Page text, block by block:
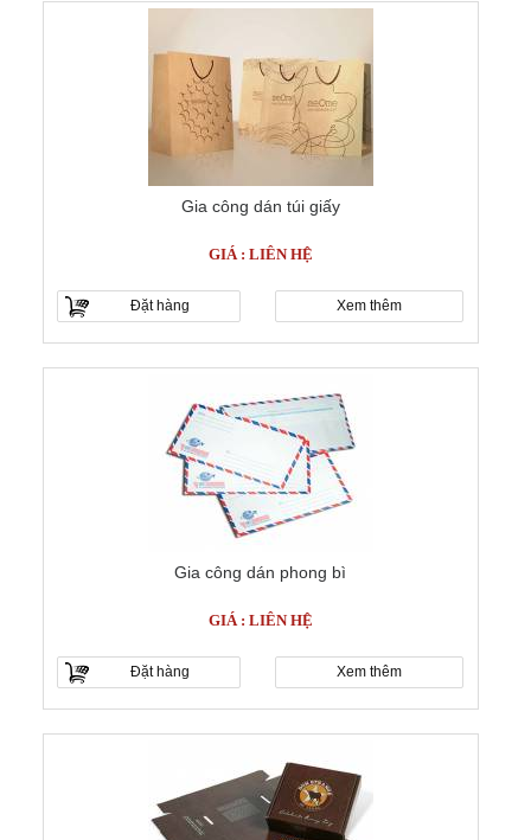
Gia công dán túi giấy
GIÁ : LIÊN HỆ
Đặt hàng Xem thêm
Gia công dán phong bì
GIÁ : LIÊN HỆ
Đặt hàng Xem thêm